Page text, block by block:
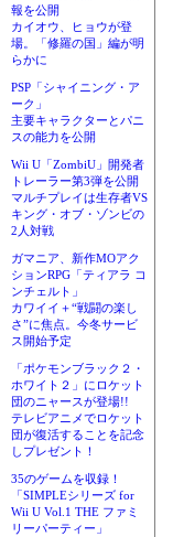
報を公開
カイオウ、ヒョウが登
場。「修羅の国」編が明
らかに
PSP「シャイニング・ア
ーク」
主要キャラクターとパニ
スの能力を公開
Wii U「ZombiU」開発者
トレーラー第3弾を公開
マルチプレイは生存者VS
キング・オブ・ゾンビの
2人対戦
ガマニア、新作MOアク
ションRPG「ティアラ コ
ンチェルト」
カワイイ＋“戦闘の楽し
さ”に焦点。今冬サービ
ス開始予定
「ポケモンブラック２・
ホワイト２」にロケット
団のニャースが登場!!
テレビアニメでロケット
団が復活することを記念
しプレゼント！
35のゲームを収録！
「SIMPLEシリーズ for
Wii U Vol.1 THE ファミ
リーパーティー」